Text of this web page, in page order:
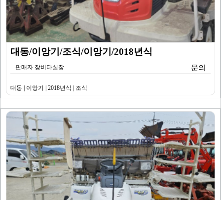
대동/이앙기/조식/이앙기/2018년식
판매자 장비다실장 문의
대동 | 이앙기 | 2018년식 | 조식